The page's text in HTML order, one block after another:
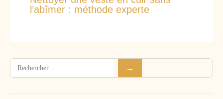
l’abîmer : méthode experte
Rechercher →